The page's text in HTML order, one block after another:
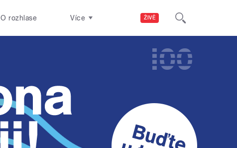
ŽIVĚ
O rozhlase Více